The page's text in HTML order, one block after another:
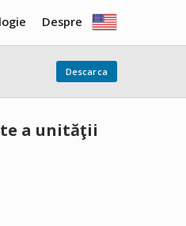
Despre
Descarca
a unităţii